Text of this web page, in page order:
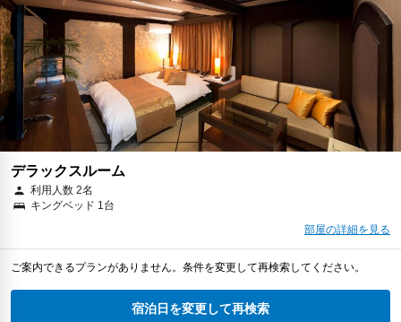
デラックスルーム
利用人数 2名
キングベッド 1台
部屋の詳細を見る
ご案内できるプランがありません。条件を変更して再検索してください。
宿泊日を変更して再検索